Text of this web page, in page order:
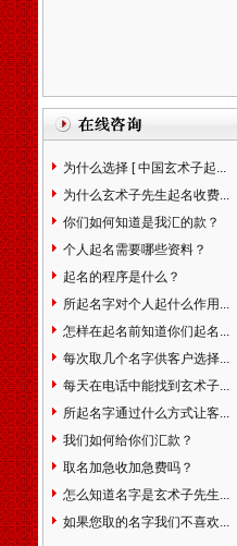
萨西安咸阳兰州西宁银川乌鲁
木齐克拉玛依石河子香港台湾
字算命姓名测试打分免费婴儿
起名测名易经周易改名取名字
楼盘小区命名风水布局策划
四柱八字看手相面相八卦六爻
紫微斗数公司家庭风水调理星
相命理运程占卜起名改名周易
易经姓名学星座奇门遁甲太乙
名免费在线改名算命解梦八字
排盘手机号码吉凶。
天津市和平河东河西河北红
桥南开西青东丽北辰津南武清
河静海县，起名的名家。婴儿
宝宝个人孩子公司起名取名起
名字取名字改名字命名策划设
为什么选择 [ 中国玄术子起...
为什么玄术子先生起名收费...
你们如何知道是我汇的款？
个人起名需要哪些资料？
起名的程序是什么？
所起名字对个人起什么作用...
怎样在起名前知道你们起名...
每次取几个名字供客户选择...
每天在电话中能找到玄术子...
所起名字通过什么方式让客...
我们如何给你们汇款？
取名加急收加急费吗？
怎么知道名字是玄术子先生...
如果您取的名字我们不喜欢...